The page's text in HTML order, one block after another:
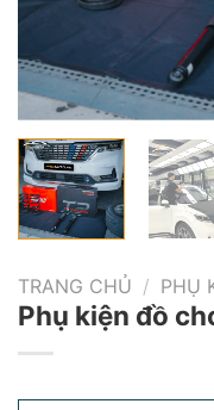
TRANG CHỦ / PHỤ
Phụ kiện đồ